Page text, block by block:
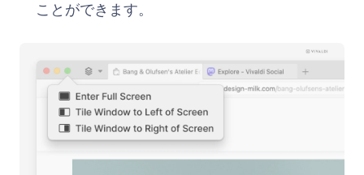
ことができます。